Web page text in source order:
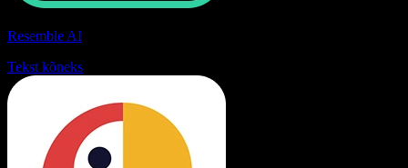
Resemble AI
Tekst kõneks